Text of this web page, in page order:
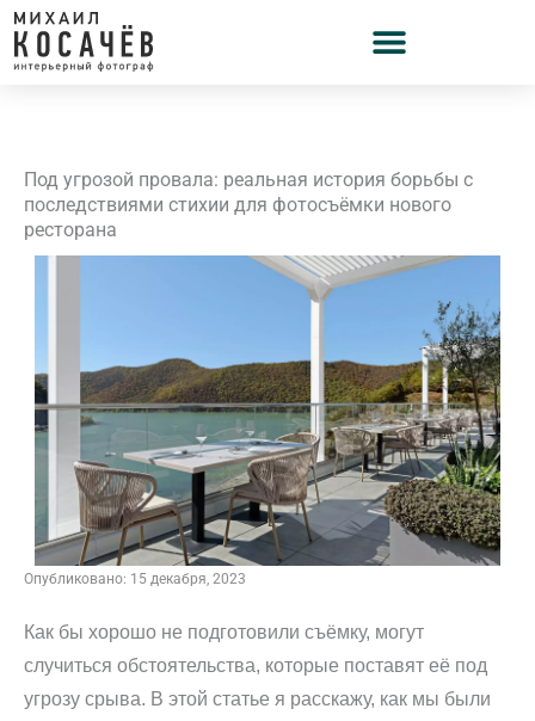
Перейти
Под угрозой провала: реальная история борьбы с
последствиями стихии для фотосъёмки нового
ресторана
Опубликовано: 15 декабря, 2023
Как бы хорошо не подготовили съёмку, могут
случиться обстоятельства, которые поставят её под
угрозу срыва. В этой статье я расскажу, как мы были